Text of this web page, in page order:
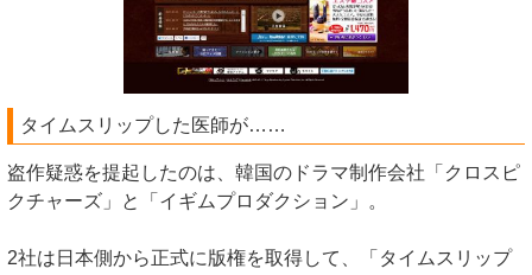
タイムスリップした医師が……
盗作疑惑を提起したのは、韓国のドラマ制作会社「クロスピ
クチャーズ」と「イギムプロダクション」。
2社は日本側から正式に版権を取得して、「タイムスリップ